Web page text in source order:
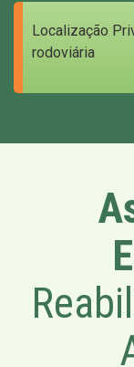
Localização
rodoviária